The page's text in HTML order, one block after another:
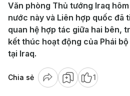
Văn phòng Thủ tướng Iraq
nước này và Liên hợp quốc đã
quan hệ hợp tác giữa hai bên,
kết thúc hoạt động của Phái
tại Iraq.
Chia sẻ 1